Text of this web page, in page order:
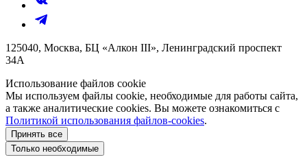
125040, Москва, БЦ «Алкон III», Ленинградский проспект
34А
Использование файлов cookie
Мы используем файлы cookie, необходимые для работы сайта,
а также аналитические cookies. Вы можете ознакомиться с
Политикой использования файлов-cookies.
Принять все
Только необходимые